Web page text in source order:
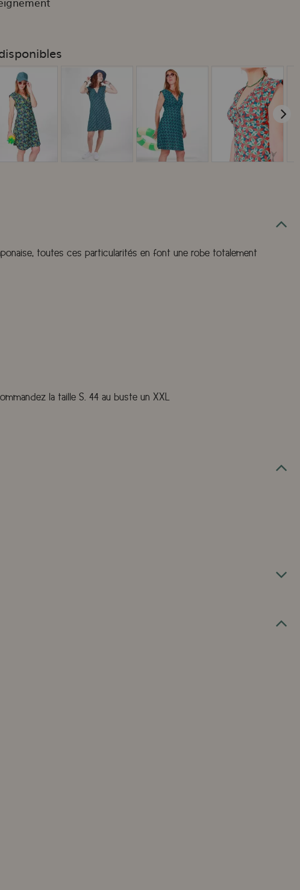
toutes ces particularités en font une robe totalement
la taille S. 44 au buste un XXL